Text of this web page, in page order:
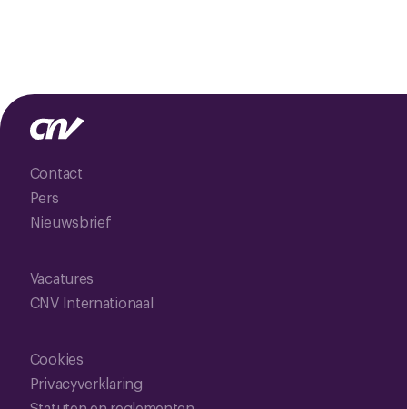
Contact
Pers
Nieuwsbrief
Vacatures
CNV Internationaal
Cookies
Privacyverklaring